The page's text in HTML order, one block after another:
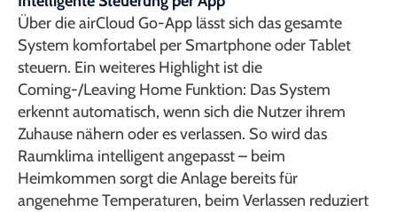
Über die airCloud Go-App lässt sich das gesamte
System komfortabel per Smartphone oder Tablet
steuern. Ein weiteres Highlight ist die
Coming-/Leaving Home Funktion: Das System
erkennt automatisch, wenn sich die Nutzer ihrem
Zuhause nähern oder es verlassen. So wird das
Raumklima intelligent angepasst – beim
Heimkommen sorgt die Anlage bereits für
angenehme Temperaturen, beim Verlassen reduziert